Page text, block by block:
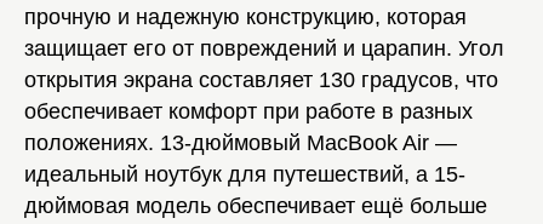
прочную и надежную конструкцию, которая
защищает его от повреждений и царапин. Угол
открытия экрана составляет 130 градусов, что
обеспечивает комфорт при работе в разных
положениях. 13-дюймовый MacBook Air —
идеальный ноутбук для путешествий, а 15-
дюймовая модель обеспечивает ещё больше